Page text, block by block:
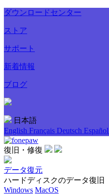
ダウンロードセンター
ストア
サポート
新着情報
ブログ
日本語
English Français Deutsch Español
復旧・修復
データ復元
ハードディスクのデータ復旧
Windows MacOS